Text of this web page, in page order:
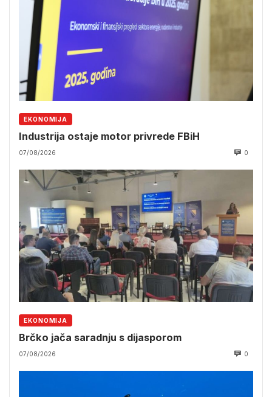
EKONOMIJA
Industrija ostaje motor privrede FBiH
07/08/2026 0
EKONOMIJA
Brčko jača saradnju s dijasporom
07/08/2026 0